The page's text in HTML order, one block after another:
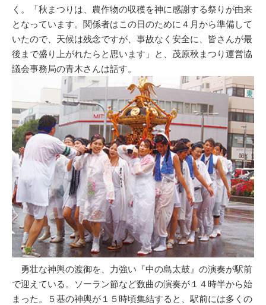
く。「秋まつりは、農作物の収穫を神に感謝する祭りが由来
となっています。関係者はこの日のために４月から準備して
いたので、天候は残念ですが、事故なく安全に、皆さんが最
後まで盛り上がれたらと思います」と、茂原秋まつり運営協
議会事務局の青木さんは話す。
勇壮な神輿の渡御を、力強い『中の島太鼓』の演奏が駅前
で迎えている。ソーラン節など数曲の演奏が１４時半から始
まった。５基の神輿が１５時頃集結すると、駅前には多くの